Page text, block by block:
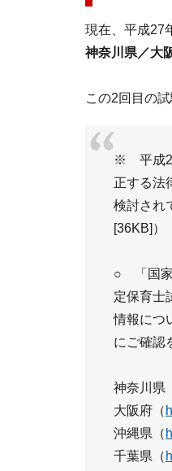
現在、平成27
神奈川県／大
この2回目の
※ 平成27
正する法
検討され
[36KB]）
○ 「国家
定保育士
情報につ
にご確認
神奈川県
大阪府（
沖縄県（
千葉県（